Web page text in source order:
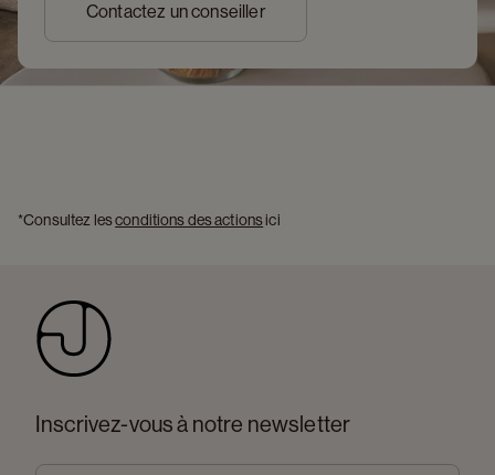
Contactez un conseiller
*Consultez les conditions des actions ici
Inscrivez-vous à notre newsletter